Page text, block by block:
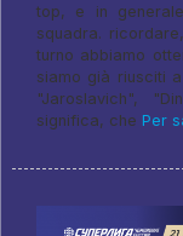
top, e in
squadra.
turno abbiamo
siamo già riusciti
"Jaroslavich",
significa, che Per